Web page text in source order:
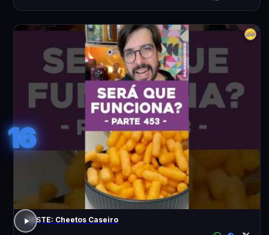
16
TESTE: Cheetos Caseiro